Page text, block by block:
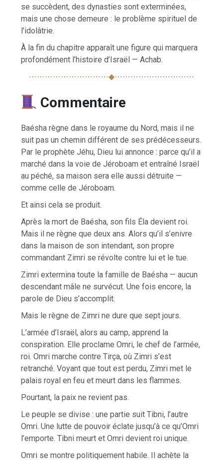
se succèdent, des dynasties sont exterminées,
mais une chose demeure : le problème spirituel de
l’idolâtrie.
À la fin du chapitre apparaît une figure qui marquera
profondément l’histoire d’Israël — Achab.
⋯⋯⋯⋯⋯⋯⋯⋯⋯⋯◆⋯⋯⋯⋯⋯⋯⋯⋯⋯⋯
Commentaire
Baésha règne dans le royaume du Nord, mais il ne
suit pas un chemin différent de ses prédécesseurs.
Par le prophète Jéhu, Dieu lui annonce : parce qu’il a
marché dans la voie de Jéroboam et entraîné Israël
au péché, sa maison sera elle aussi détruite —
comme celle de Jéroboam.
Et ainsi cela se produit.
Après la mort de Baésha, son fils Éla devient roi.
Mais il ne règne que deux ans. Alors qu’il s’enivre
dans la maison de son intendant, son propre
commandant Zimri se révolte contre lui et le tue.
Zimri extermina toute la famille de Baésha — aucun
descendant mâle ne survécut. Une fois encore, la
parole de Dieu s’accomplit.
Mais le règne de Zimri ne dure que sept jours.
L’armée d’Israël, alors au camp, apprend la
conspiration. Elle proclame Omri, le chef de l’armée,
roi. Omri marche contre Tirça, où Zimri s’est
retranché. Voyant que tout est perdu, Zimri met le
palais royal en feu et meurt dans les flammes.
Pourtant, la paix ne revient pas.
Le peuple se divise : une partie suit Tibni, l’autre
Omri. Une lutte de pouvoir éclate jusqu’à ce qu’Omri
l’emporte. Tibni meurt et Omri devient roi unique.
Omri se montre politiquement habile. Il achète la